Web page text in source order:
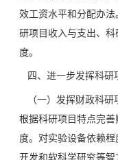
效工资水平和分配办
研项目收入与支出、
度。
四、进一步发挥科研
（一）发挥财政科研
根据科研项目特点完
度。对实验设备依赖
开发和软科学研究等